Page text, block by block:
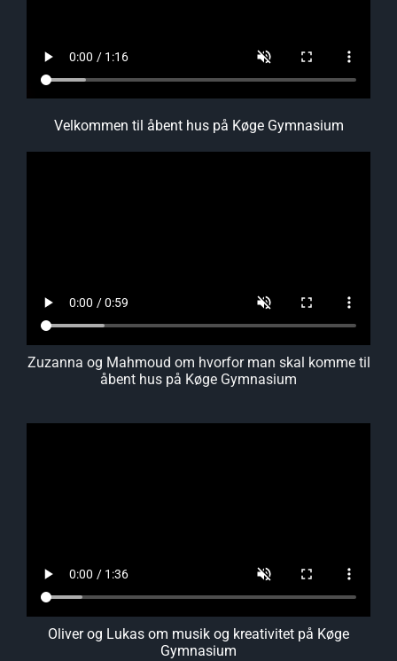
Velkommen til åbent hus på Køge Gymnasium
Zuzanna og Mahmoud om hvorfor man skal komme til
åbent hus på Køge Gymnasium
Oliver og Lukas om musik og kreativitet på Køge
Gymnasium